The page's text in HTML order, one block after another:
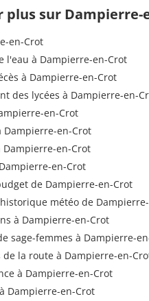
plus sur Dampierre-
en-Crot
l'eau à Dampierre-en-Crot
à Dampierre-en-Crot
des lycées à Dampierre-en-
en-Crot
Dampierre-en-Crot
Dampierre-en-Crot
en-Crot
de Dampierre-en-Crot
météo de
à Dampierre-en-Crot
sage-femmes à Dampierre-
de la route à Dampierre-en-
à Dampierre-en-Crot
Dampierre-en-Crot